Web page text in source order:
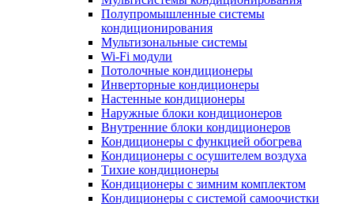
Полупромышленные системы
кондиционирования
Мультизональные системы
Wi-Fi модули
Потолочные кондиционеры
Инверторные кондиционеры
Настенные кондиционеры
Наружные блоки кондиционеров
Внутренние блоки кондиционеров
Кондиционеры с функцией обогрева
Кондиционеры с осушителем воздуха
Тихие кондиционеры
Кондиционеры с зимним комплектом
Кондиционеры с системой самоочистки